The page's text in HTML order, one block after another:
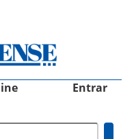
Entrar